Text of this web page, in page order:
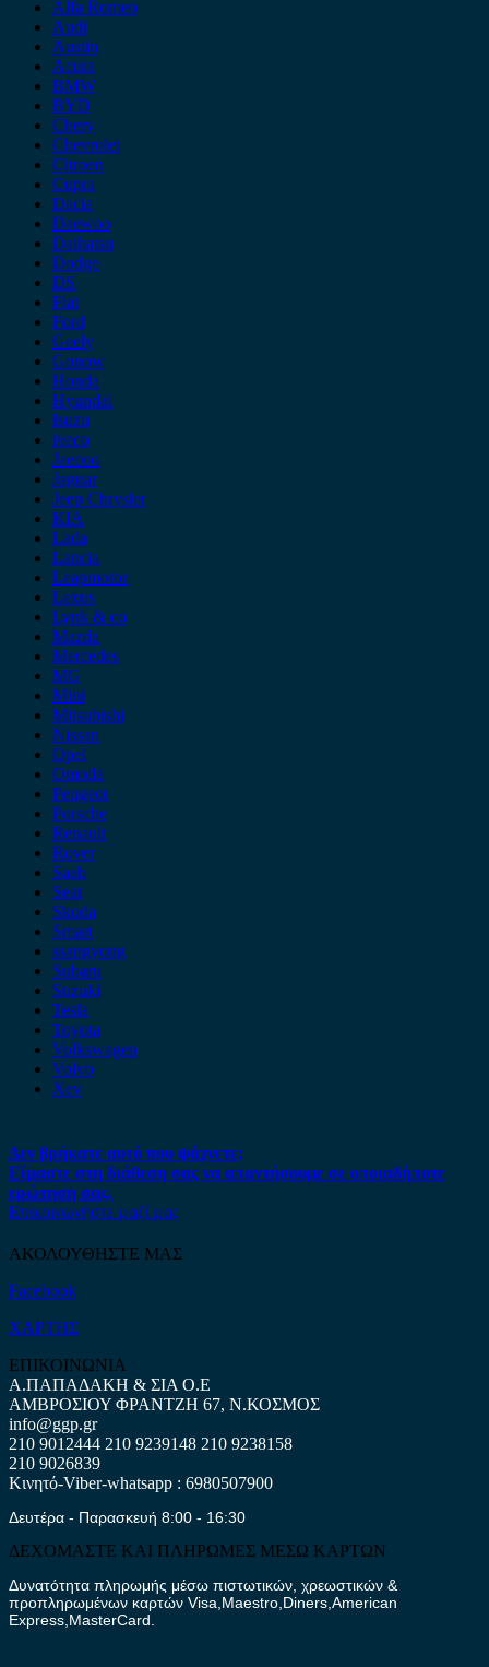
Alfa Romeo
Audi
Austin
Acura
BMW
BYD
Chery
Chevrolet
Citroen
Cupra
Dacia
Daewoo
Daihatsu
Dodge
DS
Fiat
Ford
Geely
Gonow
Honda
Hyundai
Isuzu
iveco
Jaecoo
Jaguar
Jeep Chrysler
KIA
Lada
Lancia
Leapmotor
Lexus
Lynk & co
Mazda
Mercedes
MG
Mini
Mitsubishi
Nissan
Opel
Omoda
Peugeot
Porsche
Renault
Rover
Saab
Seat
Skoda
Smart
ssangyong
Subaru
Suzuki
Tesla
Toyota
Volkswagen
Volvo
Xev
Δεν βρήκατε αυτό που ψάχνετε;
Είμαστε στη διάθεση σας να απαντήσουμε σε οποιαδήποτε
ερώτηση σας.
Επικοινωνήστε μαζί μας
ΑΚΟΛΟΥΘΗΣΤΕ ΜΑΣ
Facebook
ΧΑΡΤΗΣ
ΕΠΙΚΟΙΝΩΝΙΑ
Α.ΠΑΠΑΔΑΚΗ & ΣΙΑ Ο.Ε
ΑΜΒΡΟΣΙΟΥ ΦΡΑΝΤΖΗ 67, Ν.ΚΟΣΜΟΣ
info@ggp.gr
210 9012444 210 9239148 210 9238158
210 9026839
Κινητό-Viber-whatsapp : 6980507900
Δευτέρα - Παρασκευή 8:00 - 16:30
ΔΕΧΟΜΑΣΤΕ ΚΑΙ ΠΛΗΡΩΜΕΣ ΜΕΣΩ ΚΑΡΤΩΝ
Δυνατότητα πληρωμής μέσω πιστωτικών, χρεωστικών &
προπληρωμένων καρτών Visa,Maestro,Diners,American
Express,MasterCard.